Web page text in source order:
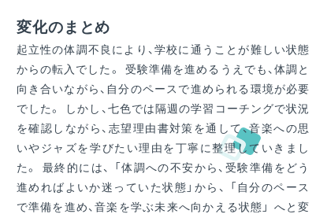
変化のまとめ
起立性の体調不良により、学校に通うことが難しい状態
からの転入でした。 受験準備を進めるうえでも、体調と
向き合いながら、自分のペースで進められる環境が必要
でした。 しかし、七色では隔週の学習コーチングで状況
を確認しながら、志望理由書対策を通して、音楽への思
いやジャズを学びたい理由を丁寧に整理していきまし
た。 最終的には、 「体調への不安から、受験準備をどう
進めればよいか迷っていた状態」から、 「自分のペース
で準備を進め、音楽を学ぶ未来へ向かえる状態」 へと変